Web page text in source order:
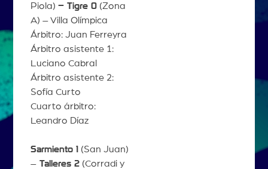
Piola) – Tigre 0(Zona
A) – Villa Olímpica
Árbitro: Juan Ferreyra
Árbitro asistente 1:
Luciano Cabral
Árbitro asistente 2:
Sofía Curto
Cuarto árbitro:
Leandro Díaz
Sarmiento 1 (San Juan)
–Talleres 2(Corradi y